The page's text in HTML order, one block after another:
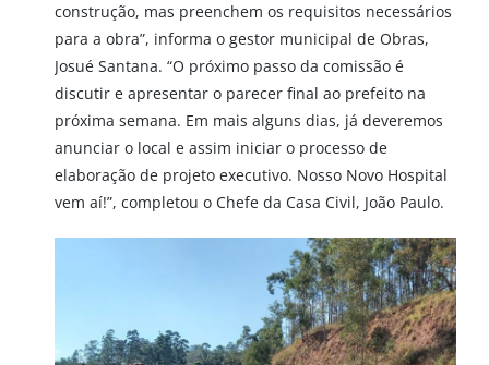
construção, mas preenchem os requisitos necessários
para a obra”, informa o gestor municipal de Obras,
Josué Santana. “O próximo passo da comissão é
discutir e apresentar o parecer final ao prefeito na
próxima semana. Em mais alguns dias, já deveremos
anunciar o local e assim iniciar o processo de
elaboração de projeto executivo. Nosso Novo Hospital
vem aí!”, completou o Chefe da Casa Civil, João Paulo.